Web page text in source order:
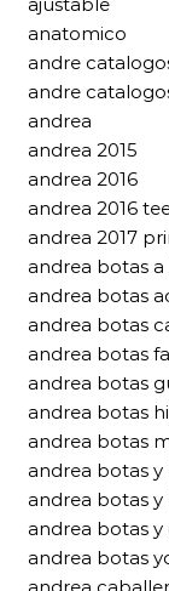
anatomico
andre
andre
andrea
andrea 2015
andrea 2016
andrea 2016
andrea 2017
andrea botas a
andrea botas
andrea botas
andrea botas
andrea botas
andrea botas
andrea botas
andrea botas y
andrea botas y
andrea botas y
andrea botas